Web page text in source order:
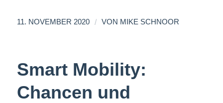
11. NOVEMBER 2020 / VON MIKE SCHNOOR
Smart Mobility:
Chancen und